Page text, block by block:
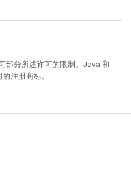
部分所述许可的限制。Java 和
注册商标。